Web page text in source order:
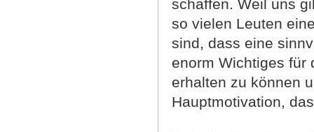
schaffen. Weil uns
so vielen Leuten
sind, dass eine
enorm Wichtiges für
erhalten zu können
Hauptmotivation,